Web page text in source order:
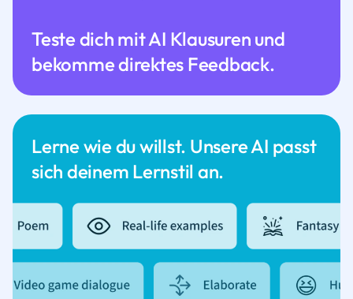
Lerne wie du willst. Unsere AI passt
sich deinem Lernstil an.
Teste dich mit AI Klausuren und
bekomme direktes Feedback.